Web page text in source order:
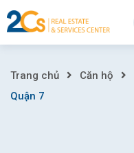
Skip
to
Căn
hộ
Trang chủ Căn hộ
Quận 7